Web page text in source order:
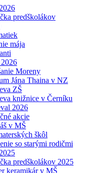
predškolákov
mája
Moreny
Jána Thaina v NZ
ZŠ
knižnice v Černíku
2026
akcie
v MŠ
škôl
so starými rodičmi
predškolákov 2025
keramikár v MŠ